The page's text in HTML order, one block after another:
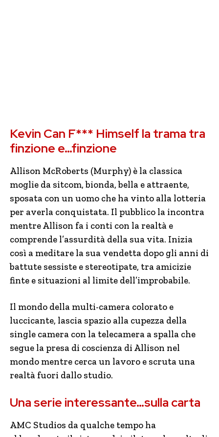
Kevin Can F*** Himself la trama tra
finzione e…finzione
Allison McRoberts (Murphy) è la classica
moglie da sitcom, bionda, bella e attraente,
sposata con un uomo che ha vinto alla lotteria
per averla conquistata. Il pubblico la incontra
mentre Allison fa i conti con la realtà e
comprende l’assurdità della sua vita. Inizia
così a meditare la sua vendetta dopo gli anni di
battute sessiste e stereotipate, tra amicizie
finte e situazioni al limite dell’improbabile.
Il mondo della multi-camera colorato e
luccicante, lascia spazio alla cupezza della
single camera con la telecamera a spalla che
segue la presa di coscienza di Allison nel
mondo mentre cerca un lavoro e scruta una
realtà fuori dallo studio.
Una serie interessante…sulla carta
AMC Studios da qualche tempo ha